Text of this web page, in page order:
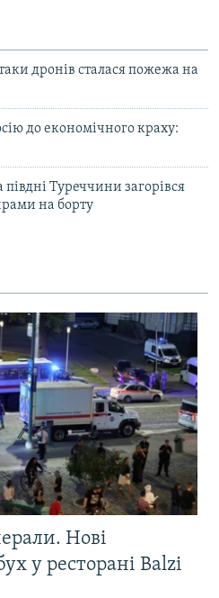
дронів сталася пожежа на
до економічного краху:
півдні Туреччини загорівся
на борту
Нові
у ресторані Balzi